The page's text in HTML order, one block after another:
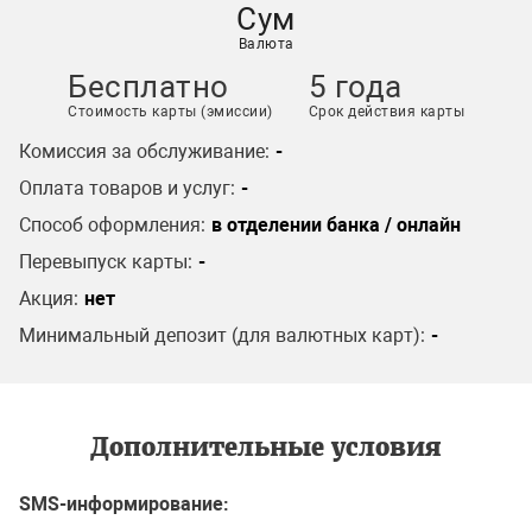
Сум
Валюта
Бесплатно
Стоимость карты (эмиссии)
5 года
Срок действия карты
Комиссия за обслуживание: -
Оплата товаров и услуг: -
Способ оформления: в отделении банка / онлайн
Перевыпуск карты: -
Акция: нет
Минимальный депозит (для валютных карт): -
Дополнительные условия
SMS-информирование: